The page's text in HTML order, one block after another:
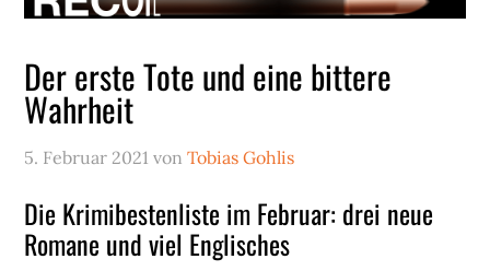
Der erste Tote und eine bittere
Wahrheit
5. Februar 2021 vonTobias Gohlis
Die Krimibestenliste im Februar: drei neue
Romane und viel Englisches